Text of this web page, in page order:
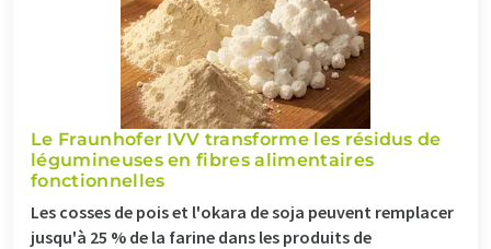
Le Fraunhofer IVV transforme les résidus de
légumineuses en fibres alimentaires
fonctionnelles
Les cosses de pois et l'okara de soja peuvent remplacer
jusqu'à 25 % de la farine dans les produits de